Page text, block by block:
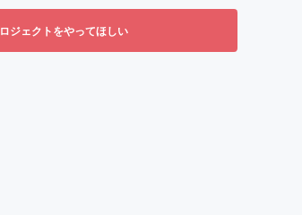
ジェクトをやってほしい